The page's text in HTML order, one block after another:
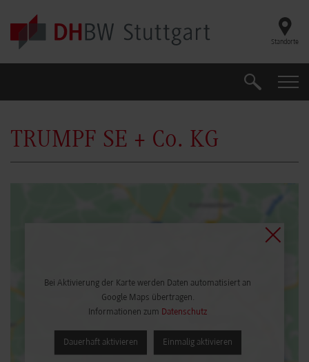
Skip to main content
Standorte
Suche
TRUMPF SE + Co. KG
Bei Aktivierung der Karte werden Daten automatisiert an
Google Maps übertragen.
Informationen zum Datenschutz
Dauerhaft aktivieren Einmalig aktivieren